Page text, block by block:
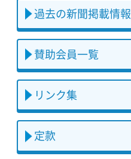
過去の新聞掲載情報
賛助会員一覧
リンク集
定款